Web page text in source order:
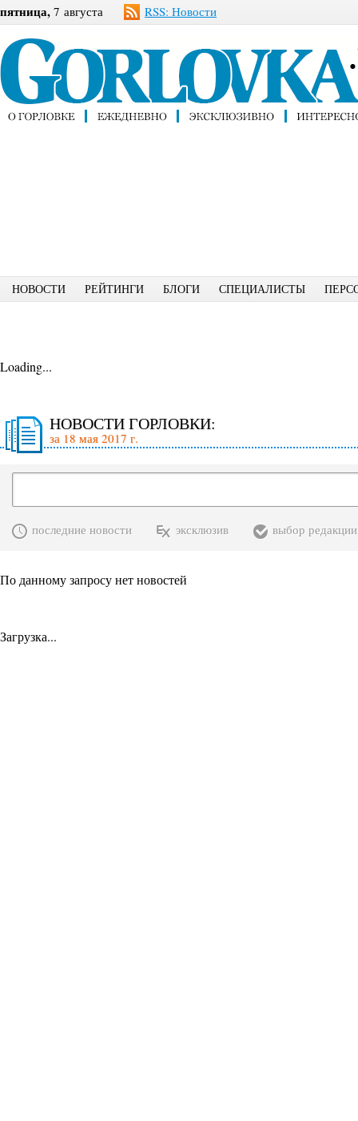
пятница, 7 августа RSS: Новости
НОВОСТИ РЕЙТИНГИ БЛОГИ СПЕЦИАЛИСТЫ
Loading...
НОВОСТИ ГОРЛОВКИ:
за 18 мая 2017 г.
последние новости эксклюзив выбор редакции
По данному запросу нет новостей
Загрузка...